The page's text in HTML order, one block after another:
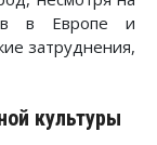
в Европе и
затруднения,
культуры